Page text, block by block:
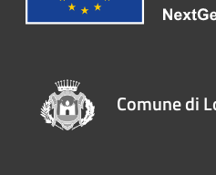
Comune di